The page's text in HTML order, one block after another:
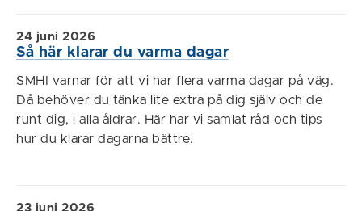
Så här klarar du varma dagar
24 juni 2026
SMHI varnar för att vi har flera varma dagar på väg.
Då behöver du tänka lite extra på dig själv och de
runt dig, i alla åldrar. Här har vi samlat råd och tips
hur du klarar dagarna bättre.
23 juni 2026